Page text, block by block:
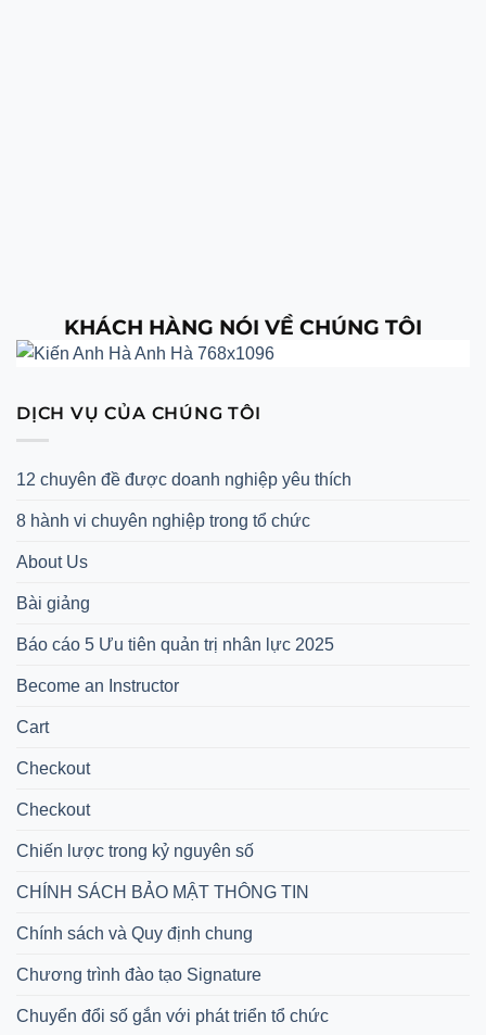
KHÁCH HÀNG NÓI VỀ CHÚNG TÔI
DỊCH VỤ CỦA CHÚNG TÔI
12 chuyên đề được doanh nghiệp yêu thích
8 hành vi chuyên nghiệp trong tổ chức
About Us
Bài giảng
Báo cáo 5 Ưu tiên quản trị nhân lực 2025
Become an Instructor
Cart
Checkout
Checkout
Chiến lược trong kỷ nguyên số
CHÍNH SÁCH BẢO MẬT THÔNG TIN
Chính sách và Quy định chung
Chương trình đào tạo Signature
Chuyển đổi số gắn với phát triển tổ chức